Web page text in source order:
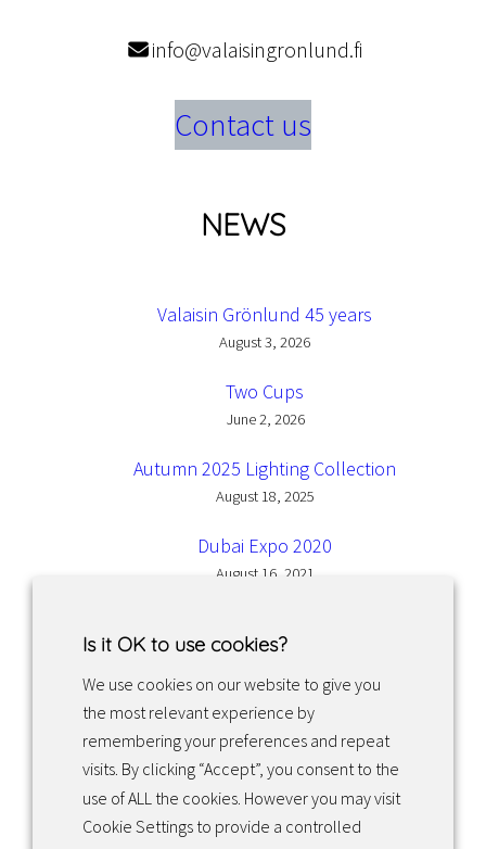
info@valaisingronlund.fi
Contact us
NEWS
Valaisin Grönlund 45 years
August 3, 2026
Two Cups
June 2, 2026
Autumn 2025 Lighting Collection
August 18, 2025
Dubai Expo 2020
August 16, 2021
Facebook InstagramLinkedIn
Returns & exchanges
Is it OK to use cookies?
We use cookies on our website to give you
the most relevant experience by
remembering your preferences and repeat
visits. By clicking “Accept”, you consent to the
use of ALL the cookies. However you may visit
Cookie Settings to provide a controlled